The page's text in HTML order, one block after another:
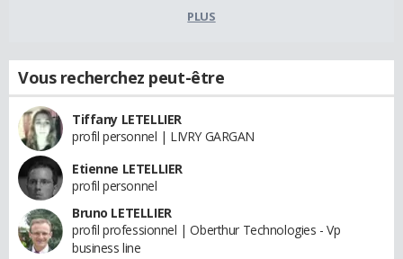
PLUS
Vous recherchez peut-être
Tiffany LETELLIER
profil personnel | LIVRY GARGAN
Etienne LETELLIER
profil personnel
Bruno LETELLIER
profil professionnel | Oberthur Technologies - Vp
business line